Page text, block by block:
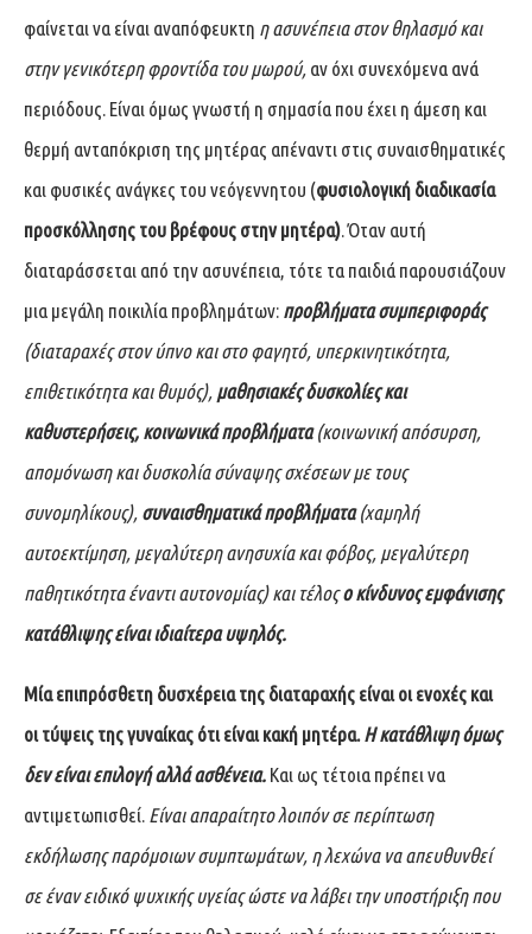
φαίνεται να είναι αναπόφευκτη η ασυνέπεια στον θηλασμό και
στην γενικότερη φροντίδα του μωρού, αν όχι συνεχόμενα ανά
περιόδους. Είναι όμως γνωστή η σημασία που έχει η άμεση και
θερμή ανταπόκριση της μητέρας απέναντι στις συναισθηματικές
και φυσικές ανάγκες του νεόγεννητου (φυσιολογική διαδικασία
προσκόλλησης του βρέφους στην μητέρα). Όταν αυτή
διαταράσσεται από την ασυνέπεια, τότε τα παιδιά παρουσιάζουν
μια μεγάλη ποικιλία προβλημάτων: προβλήματα συμπεριφοράς
(διαταραχές στον ύπνο και στο φαγητό, υπερκινητικότητα,
επιθετικότητα και θυμός), μαθησιακές δυσκολίες και
καθυστερήσεις, κοινωνικά προβλήματα(κοινωνική απόσυρση,
απομόνωση και δυσκολία σύναψης σχέσεων με τους
συνομηλίκους), συναισθηματικά προβλήματα(χαμηλή
αυτοεκτίμηση, μεγαλύτερη ανησυχία και φόβος, μεγαλύτερη
παθητικότητα έναντι αυτονομίας) και τέλοςο κίνδυνος εμφάνισης
κατάθλιψης είναι ιδιαίτερα υψηλός.
Μία επιπρόσθετη δυσχέρεια της διαταραχής είναι οι ενοχές και
οι τύψεις της γυναίκας ότι είναι κακή μητέρα.Η κατάθλιψη όμως
δεν είναι επιλογή αλλά ασθένεια. Και ως τέτοια πρέπει να
αντιμετωπισθεί. Είναι απαραίτητο λοιπόν σε περίπτωση
εκδήλωσης παρόμοιων συμπτωμάτων, η λεχώνα να απευθυνθεί
σε έναν ειδικό ψυχικής υγείας ώστε να λάβει την υποστήριξη που